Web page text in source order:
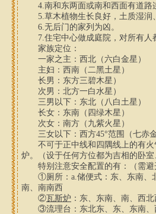
4.南和东两面或南和西面有道路
5.草木植物生长良好，土质湿润
6.无后门的家列为凶。
7.住宅中心做成庭院，对所有人
家族定位：
一家之主：西北（六白金星）
主妇：西南（二黑土星）
长男：东方三碧木星）
次男：北方一白水星）
三男以下：东北（八白土星）
长女：东南（四绿木星）
次女：南方（九紫火星）
三女以下：西方45°范围（七赤
不可于正中线和四隅线上的有火
炉。（设于任何方位都为吉相的卧
特别注意安全配置的有：（需避
①厕所：a.储便式：东、东南、
南、南南西
②瓦斯炉 ：东、东南、南、西北
③流理台：东北东、东、东南、